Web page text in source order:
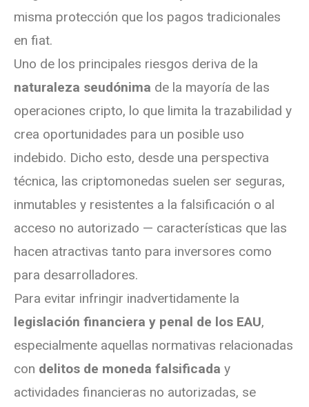
misma protección que los pagos tradicionales
en fiat.
Uno de los principales riesgos deriva de la
naturaleza seudónima de la mayoría de las
operaciones cripto, lo que limita la trazabilidad y
crea oportunidades para un posible uso
indebido. Dicho esto, desde una perspectiva
técnica, las criptomonedas suelen ser seguras,
inmutables y resistentes a la falsificación o al
acceso no autorizado — características que las
hacen atractivas tanto para inversores como
para desarrolladores.
Para evitar infringir inadvertidamente la
legislación financiera y penal de los EAU,
especialmente aquellas normativas relacionadas
con delitos de moneda falsificada y
actividades financieras no autorizadas, se